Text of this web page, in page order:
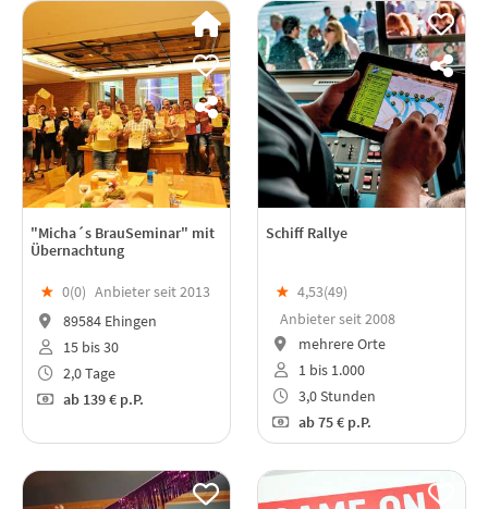
"Micha´s BrauSeminar" mit
Übernachtung
★ 0(0) Anbieter seit 2013
89584 Ehingen
15 bis 30
2,0 Tage
ab139 € p.P.
Schiff Rallye
★ 4,53(49)
Anbieter seit 2008
mehrere Orte
1 bis 1.000
3,0 Stunden
ab75 € p.P.